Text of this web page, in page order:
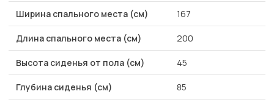
Ширина спального места (см) 167
Длина спального места (см) 200
Высота сиденья от пола (см) 45
Глубина сиденья (см) 85